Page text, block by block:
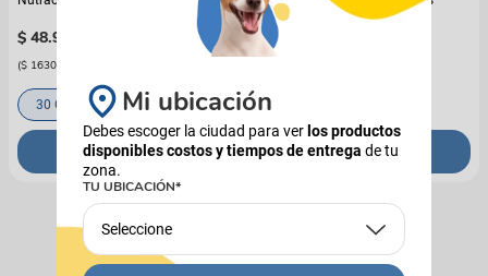
$ 48.900
($ 1630,00
30 Gr 60 Gr
COMPRAR
$ 61
COMPRAR
Mi ubicación
Debes escoger la ciudad para ver los productos
disponibles costos y tiempos de entrega de tu
zona.
TU UBICACIÓN*
Seleccione